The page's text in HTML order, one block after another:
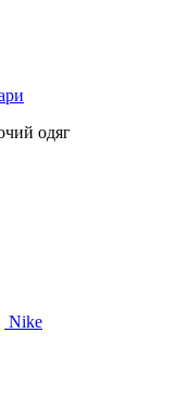
одяг
Nike